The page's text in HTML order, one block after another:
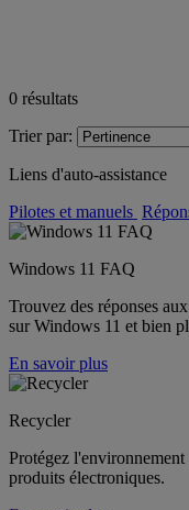
0 résultats
Trier par:
Liens d'auto-assistance
Pilotes et manuels
Windows 11 FAQ
Trouvez des réponses
sur Windows 11 et bien
En savoir plus
Recycler
Protégez
produits électroniques.